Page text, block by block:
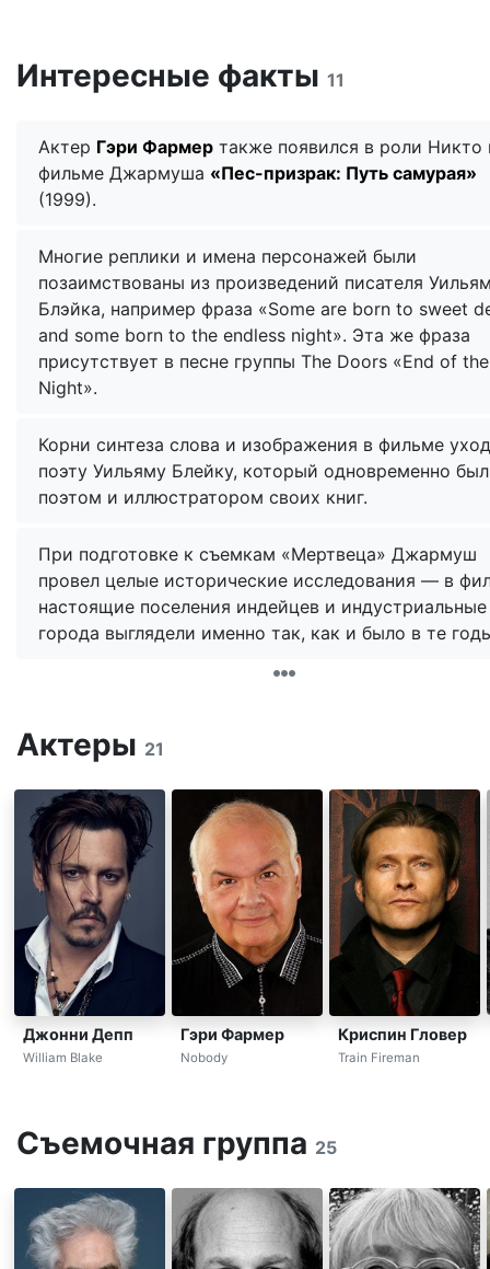
Интересные факты 11
Актер Гэри Фармер также появился в роли Никто
фильме Джармуша «Пес-призрак: Путь самурая»
(1999).
Многие реплики и имена персонажей были
позаимствованы из произведений писателя
Блэйка, например фраза «Some are born to sweet
and some born to the endless night». Эта же фраза
присутствует в песне группы The Doors «End of the
Night».
Корни синтеза слова и изображения в фильме
поэту Уильяму Блейку, который одновременно был
поэтом и иллюстратором своих книг.
При подготовке к съемкам «Мертвеца» Джармуш
провел целые исторические исследования — в
настоящие поселения индейцев и индустриальные
города выглядели именно так, как и было в те
Актеры 21
Джонни Депп
William Blake
Гэри Фармер
Nobody
Криспин Гловер
Train Fireman
Съемочная группа 25